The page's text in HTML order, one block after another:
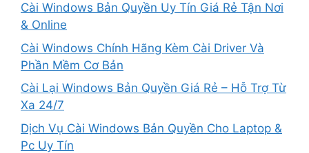
Cài Windows Bản Quyền Uy Tín Giá Rẻ Tận Nơi
& Online
Cài Windows Chính Hãng Kèm Cài Driver Và
Phần Mềm Cơ Bản
Cài Lại Windows Bản Quyền Giá Rẻ – Hỗ Trợ Từ
Xa 24/7
Dịch Vụ Cài Windows Bản Quyền Cho Laptop &
Pc Uy Tín